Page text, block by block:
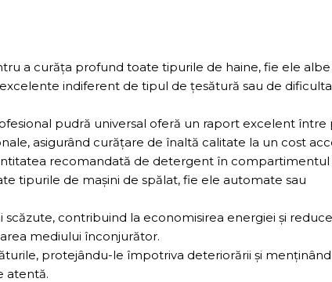
a curăța profund toate tipurile de haine, fie ele albe
indiferent de tipul de țesătură sau de
pudră universal oferă un raport excelent între
asigurând curățare de înaltă calitate la un cost
recomandată de detergent în
tipurile de mașini de spălat, fie ele automate sau
contribuind la economisirea energiei și
mediului înconjurător.
protejându-le împotriva deteriorării și
atentă.